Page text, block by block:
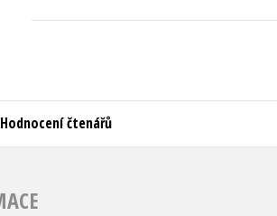
Jazyky
Komiks
Hodnocení čtenářů